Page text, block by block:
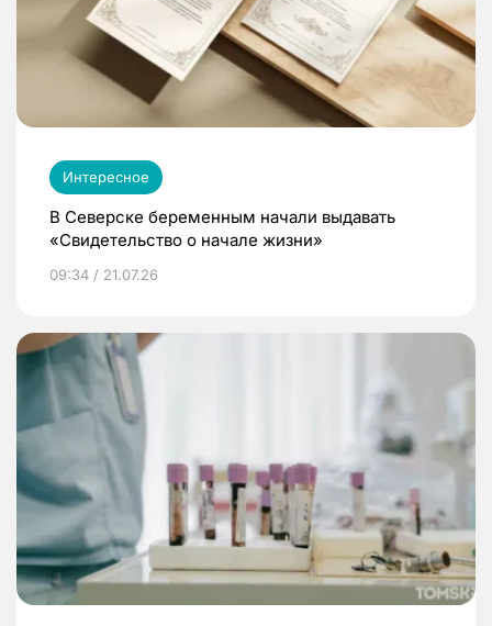
Интересное
В Северске беременным начали выдавать
«Свидетельство о начале жизни»
09:34 / 21.07.26